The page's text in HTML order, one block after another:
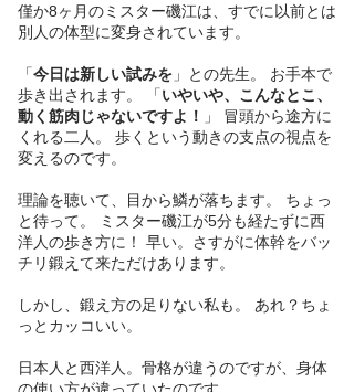
僅か8ヶ月のミスター磯江は、すでに以前とは
別人の体型に変身されています。
「今日は新しい試みを 」との先生。 お手本で
歩き出されます。 「いやいや、こんなとこ、
動く筋肉じゃないですよ！
」 冒頭から途方に
くれる二人。 歩くという動きの支点の視点を
変えるのです。
理論を聴いて、目から鱗が落ちます。 ちょっ
と待って。 ミスター磯江が5分も経たずに西
洋人の歩き方に！ 早い。さすがに体幹をバッ
チリ鍛えて来ただけあります。
しかし、鍛え方の足りない私も。 あれ？ちょ
っとカッコいい。
日本人と西洋人。骨格が違うのですが、身体